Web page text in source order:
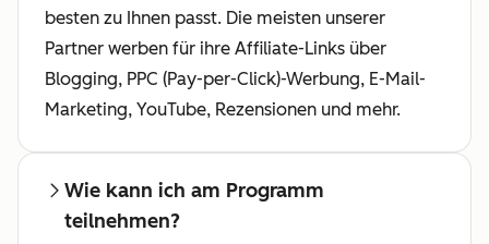
besten zu Ihnen passt. Die meisten unserer
Partner werben für ihre Affiliate-Links über
Blogging, PPC (Pay-per-Click)-Werbung, E-Mail-
Marketing, YouTube, Rezensionen und mehr.
Wie kann ich am Programm
teilnehmen?